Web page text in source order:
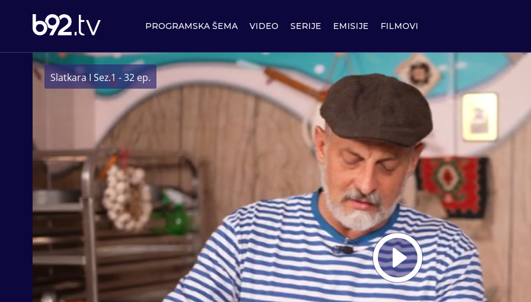
PROGRAMSKA ŠEMA VIDEO SERIJE EMISIJE FILMOVI
Slatkara I Sez.1 - 32 ep.